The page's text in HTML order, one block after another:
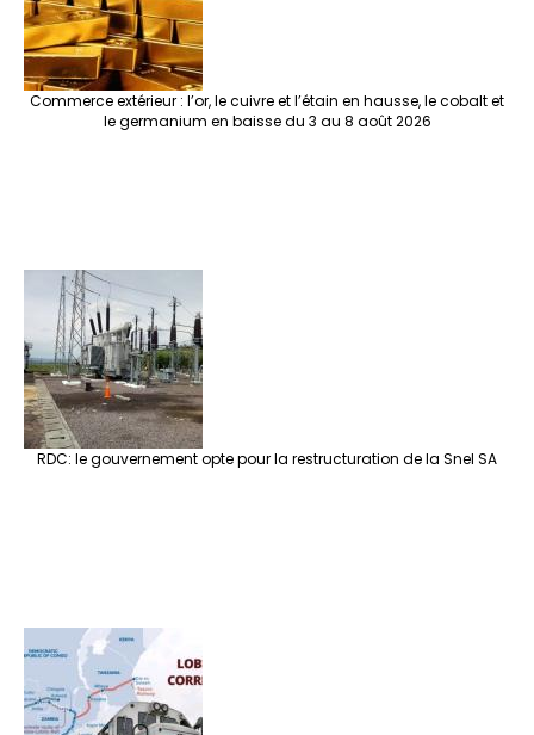
Commerce extérieur : l’or, le cuivre et l’étain en hausse, le cobalt et
le germanium en baisse du 3 au 8 août 2026
RDC: le gouvernement opte pour la restructuration de la Snel SA